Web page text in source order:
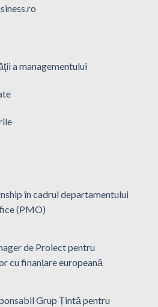
a managementului
în cadrul departamentului
(PMO)
de Proiect pentru
cu finanțare europeană
Grup Țintă pentru